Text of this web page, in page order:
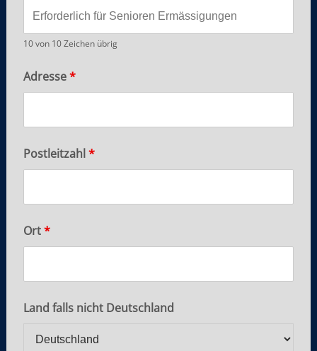
10 von 10 Zeichen übrig
Adresse*
Postleitzahl *
Ort*
Land falls nicht Deutschland